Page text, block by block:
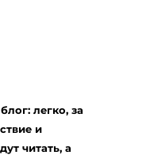
*
легко, за
и
читать, а